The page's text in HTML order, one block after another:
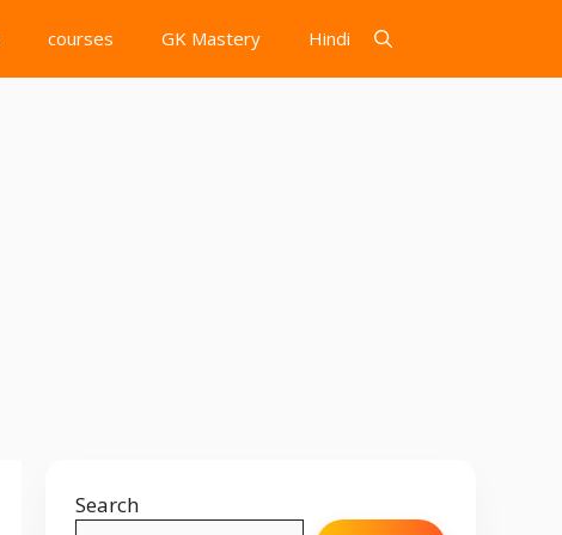
courses GK Mastery Hindi
Search